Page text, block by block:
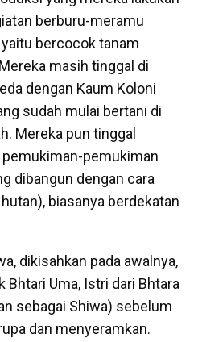
berburu-meramu
bercocok tanam
masih tinggal di
dengan Kaum Koloni
sudah mulai bertani di
Mereka pun tinggal
pemukiman
dibangun dengan cara
biasanya berdekatan
dikisahkan pada awalnya,
Bhtari Uma, Istri dari Bhtara
sebagai Shiwa) sebelum
dan menyeramkan.